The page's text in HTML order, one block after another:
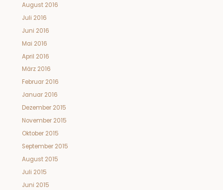
August 2016
Juli 2016
Juni 2016
Mai 2016
April 2016
März 2016
Februar 2016
Januar 2016
Dezember 2015
November 2015
Oktober 2015
September 2015
August 2015
Juli 2015
Juni 2015